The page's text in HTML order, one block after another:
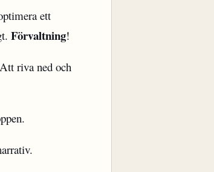
ett
Förvaltning!
riva ned och